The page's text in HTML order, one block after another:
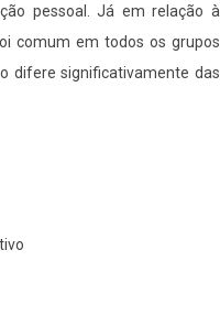
pessoal. Já em relação à
comum em todos os grupos
difere significativamente das